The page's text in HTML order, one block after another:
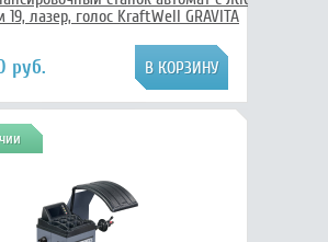
лазер, голос KraftWell GRAVITA
руб.